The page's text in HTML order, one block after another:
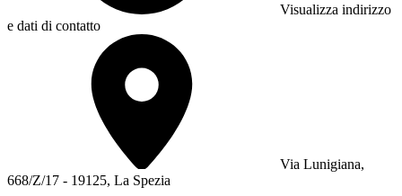
Visualizza indirizzo
e dati di contatto
Via Lunigiana,
668/Z/17 - 19125, La Spezia